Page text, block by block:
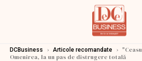
DCBusiness › Articole recomandate ›
Omenirea, la un pas de distrugere totală